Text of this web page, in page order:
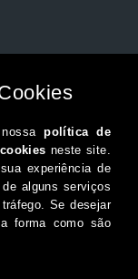
reservados.